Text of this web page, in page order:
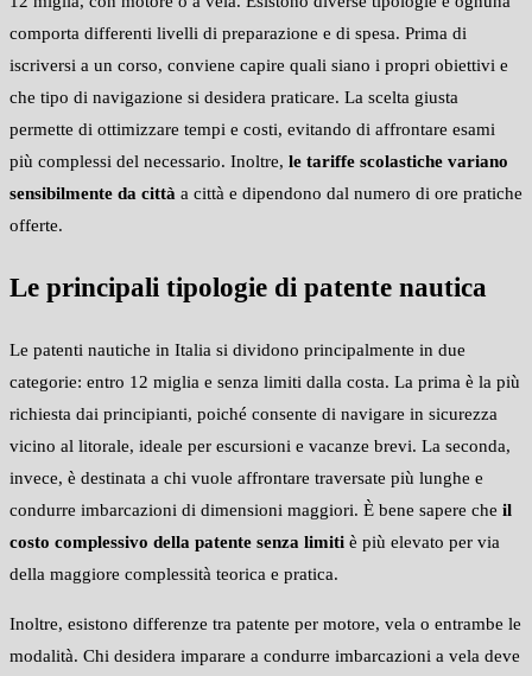
comporta differenti livelli di preparazione e di spesa. Prima di
iscriversi a un corso, conviene capire quali siano i propri obiettivi e
che tipo di navigazione si desidera praticare. La scelta giusta
permette di ottimizzare tempi e costi, evitando di affrontare esami
più complessi del necessario. Inoltre, le tariffe scolastiche variano
sensibilmente da città a città e dipendono dal numero di ore pratiche
offerte.
Le principali tipologie di patente nautica
Le patenti nautiche in Italia si dividono principalmente in due
categorie: entro 12 miglia e senza limiti dalla costa. La prima è la più
richiesta dai principianti, poiché consente di navigare in sicurezza
vicino al litorale, ideale per escursioni e vacanze brevi. La seconda,
invece, è destinata a chi vuole affrontare traversate più lunghe e
condurre imbarcazioni di dimensioni maggiori. È bene sapere che il
costo complessivo della patente senza limiti è più elevato per via
della maggiore complessità teorica e pratica.
Inoltre, esistono differenze tra patente per motore, vela o entrambe le
modalità. Chi desidera imparare a condurre imbarcazioni a vela deve